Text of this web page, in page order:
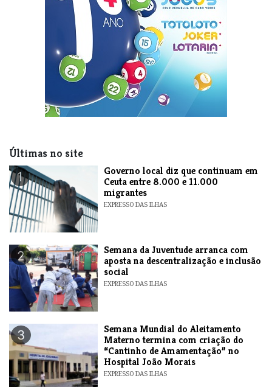
Últimas no site
1
​Governo local diz que continuam em
Ceuta entre 8.000 e 11.000
migrantes
EXPRESSO DAS ILHAS
2
Semana da Juventude arranca com
aposta na descentralização e inclusão
social
EXPRESSO DAS ILHAS
3
Semana Mundial do Aleitamento
Materno termina com criação do
“Cantinho de Amamentação” no
Hospital João Morais
EXPRESSO DAS ILHAS